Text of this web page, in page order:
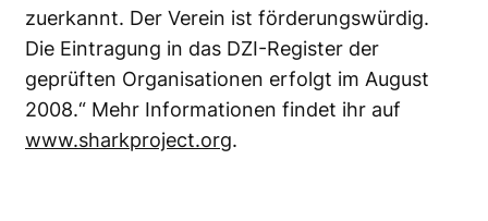
zuerkannt. Der Verein ist förderungswürdig.
Die Eintragung in das DZI-Register der
geprüften Organisationen erfolgt im August
2008.“ Mehr Informationen findet ihr auf
www.sharkproject.org.